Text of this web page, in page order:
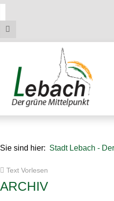
Sie sind hier: Stadt Lebach -
Text Vorlesen
ARCHIV